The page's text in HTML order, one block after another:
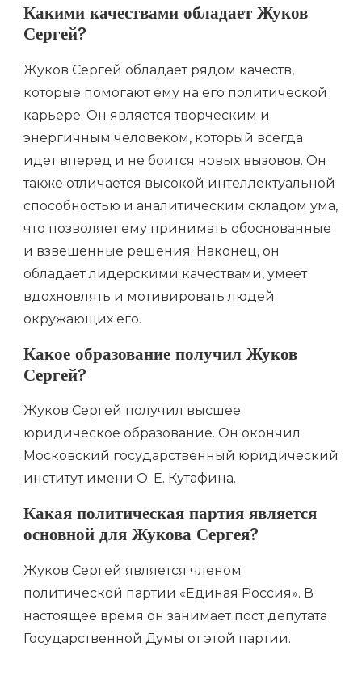
Какими качествами обладает Жуков
Сергей?
Жуков Сергей обладает рядом качеств,
которые помогают ему на его политической
карьере. Он является творческим и
энергичным человеком, который всегда
идет вперед и не боится новых вызовов. Он
также отличается высокой интеллектуальной
способностью и аналитическим складом ума,
что позволяет ему принимать обоснованные
и взвешенные решения. Наконец, он
обладает лидерскими качествами, умеет
вдохновлять и мотивировать людей
окружающих его.
Какое образование получил Жуков
Сергей?
Жуков Сергей получил высшее
юридическое образование. Он окончил
Московский государственный юридический
институт имени О. Е. Кутафина.
Какая политическая партия является
основной для Жукова Сергея?
Жуков Сергей является членом
политической партии «Единая Россия». В
настоящее время он занимает пост депутата
Государственной Думы от этой партии.